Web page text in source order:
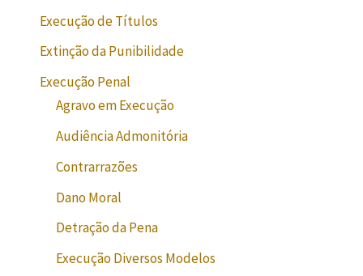
Execução de Títulos
Extinção da Punibilidade
Execução Penal
Agravo em Execução
Audiência Admonitória
Contrarrazões
Dano Moral
Detração da Pena
Execução Diversos Modelos